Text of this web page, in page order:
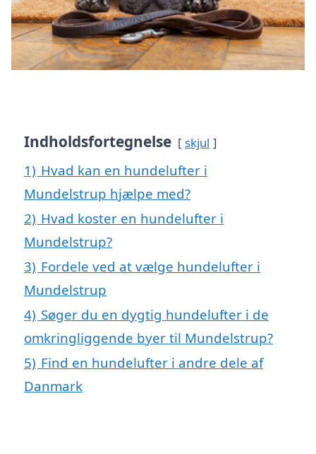
Indholdsfortegnelse skjul
1) Hvad kan en hundelufter i
Mundelstrup hjælpe med?
2) Hvad koster en hundelufter i
Mundelstrup?
3) Fordele ved at vælge hundelufter i
Mundelstrup
4) Søger du en dygtig hundelufter i de
omkringliggende byer til Mundelstrup?
5) Find en hundelufter i andre dele af
Danmark